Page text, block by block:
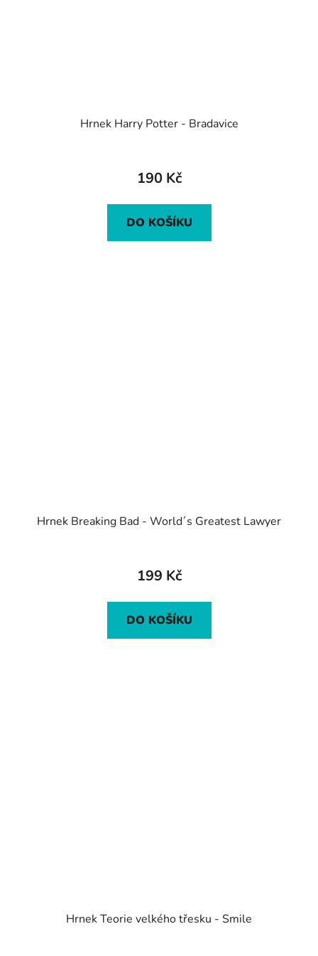
Hrnek Harry Potter - Bradavice
190 Kč
DO KOŠÍKU
Hrnek Breaking Bad - World´s Greatest Lawyer
199 Kč
DO KOŠÍKU
Hrnek Teorie velkého třesku - Smile